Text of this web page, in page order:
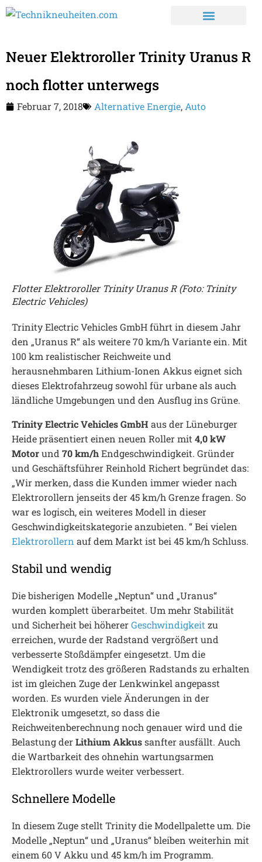
Neuer Elektroroller Trinity Uranus R
noch flotter unterwegs
Februar 7, 2018 Alternative Energie, Auto
Flotter Elektroroller Trinity Uranus R (Foto: Trinity
Electric Vehicles)
Trinity Electric Vehicles GmbH führt in diesem Jahr
den „Uranus R“ als weitere 70 km/h Variante ein. Mit
100 km realistischer Reichweite und
herausnehmbaren Lithium-Ionen Akkus eignet sich
dieses Elektrofahrzeug sowohl für urbane als auch
ländliche Umgebungen und den Ausflug ins Grüne.
Trinity Electric Vehicles GmbH aus der Lüneburger
Heide präsentiert einen neuen Roller mit 4,0 kW
Motorund 70 km/hEndgeschwindigkeit. Gründer
und Geschäftsführer Reinhold Richert begründet das:
„Wir merken, dass die Kunden immer wieder nach
Elektrorollern jenseits der 45 km/h Grenze fragen. So
war es logisch, ein weiteres Modell in dieser
Geschwindigkeitskategorie anzubieten. “ Bei vielen
Elektrorollern auf dem Markt ist bei 45 km/h Schluss.
Stabil und wendig
Die bisherigen Modelle „Neptun“ und „Uranus“
wurden komplett überarbeitet. Um mehr Stabilität
und Sicherheit bei höhererGeschwindigkeit zu
erreichen, wurde der Radstand vergrößert und
verbesserte Stoßdämpfer eingesetzt. Um die
Wendigkeit trotz des größeren Radstands zu erhalten
ist im gleichen Zuge der Lenkwinkel angepasst
worden. Es wurden viele Änderungen in der
Elektronik umgesetzt, so dass die
Reichweitenberechnung noch genauer wird und die
Belastung derLithium Akkussanfter ausfällt. Auch
die Wartbarkeit des ohnehin wartungsarmen
Elektrorollers wurde weiter verbessert.
Schnellere Modelle
In diesem Zuge stellt Trinity die Modellpalette um. Die
Modelle „Neptun“ und „Uranus“ bleiben weiterhin mit
einem 60 V Akku und 45 km/h im Programm.